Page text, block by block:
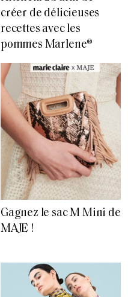
créer de délicieuses
recettes avec les
pommes Marlene®
Gagnez le sac M Mini de
MAJE !